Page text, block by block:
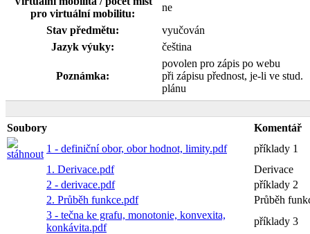
pro virtuální mobilitu:
ne
Stav předmětu:
vyučován
Jazyk výuky:
čeština
Poznámka:
povolen pro zápis po webu
při zápisu přednost, je-li ve stud.
plánu
Soubory
Komentář
1 - definiční obor, obor hodnot, limity.pdf
příklady 1
1. Derivace.pdf
Derivace
2 - derivace.pdf
příklady 2
2. Průběh funkce.pdf
Průběh
3 - tečna ke grafu, monotonie, konvexita,
konkávita.pdf
příklady 3